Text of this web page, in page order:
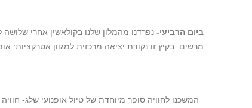
ביום הרביעי- נפרדנו מהמלון שלנו בקולאשין אחרי
מרשים. בקיץ זו נקודת יציאה מרכזית למגוון אטרקציות:
המשכנו לחוויה סופר מיוחדת של טיול אופנועי שלג-